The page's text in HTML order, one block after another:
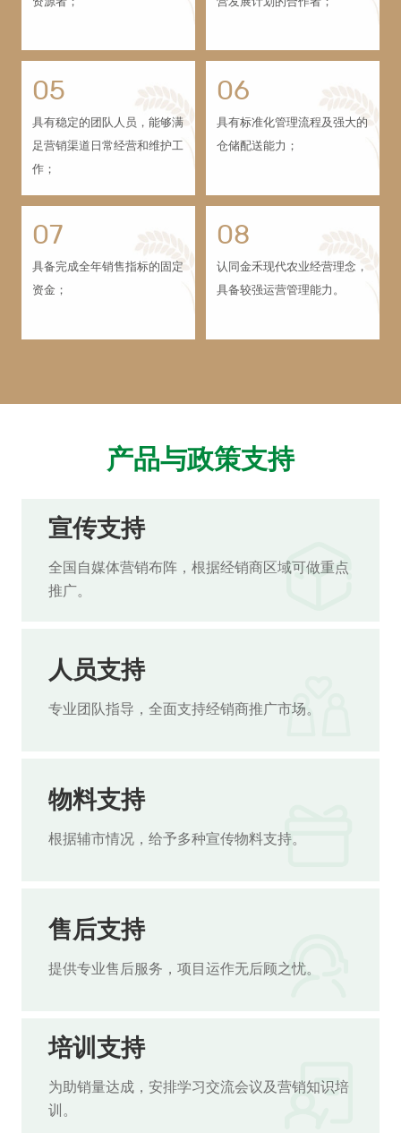
05
具有稳定的团队人员，能够满
足营销渠道日常经营和维护工
作；
06
具有标准化管理流程及强大的
仓储配送能力；
07
具备完成全年销售指标的固定
资金；
08
认同金禾现代农业经营理念，
具备较强运营管理能力。
产品与政策支持
宣传支持
全国自媒体营销布阵，根据经销商区域可做重点
推广。
人员支持
专业团队指导，全面支持经销商推广市场。
物料支持
根据辅市情况，给予多种宣传物料支持。
售后支持
提供专业售后服务，项目运作无后顾之忧。
培训支持
为助销量达成，安排学习交流会议及营销知识培
训。